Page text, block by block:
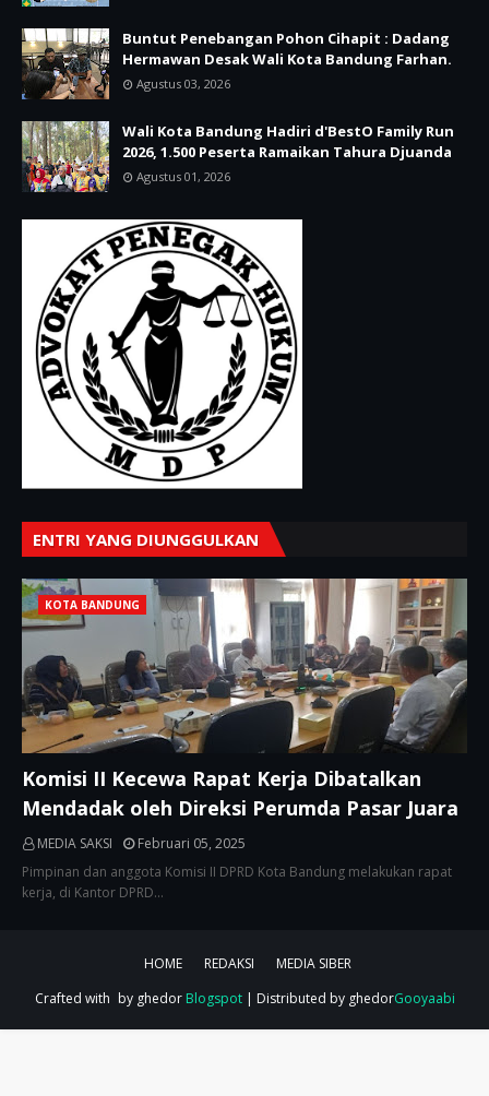
Buntut Penebangan Pohon Cihapit : Dadang
Hermawan Desak Wali Kota Bandung Farhan.
Agustus 03, 2026
Wali Kota Bandung Hadiri d'BestO Family Run
2026, 1.500 Peserta Ramaikan Tahura Djuanda
Agustus 01, 2026
ENTRI YANG DIUNGGULKAN
KOTA BANDUNG
Komisi II Kecewa Rapat Kerja Dibatalkan
Mendadak oleh Direksi Perumda Pasar Juara
MEDIA SAKSI
Februari 05, 2025
Pimpinan dan anggota Komisi II DPRD Kota Bandung melakukan rapat
kerja, di Kantor DPRD…
HOME REDAKSI
MEDIA SIBER
Crafted with by ghedor Blogspot| Distributed by ghedorGooyaabi